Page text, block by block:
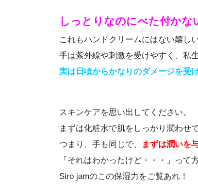
しっとりなのにべた付かな
これもハンドクリームにはない嬉し
手は紫外線や刺激を受けやすく、私
実は日頃からかなりのダメージを受
スキンケアを思い出してください。
まずは化粧水で肌をしっかり潤わせ
つまり、手も同じで、
まずは潤いを
「それはわかったけど・・・」って
Siro jamのこの保湿力をご覧あれ！